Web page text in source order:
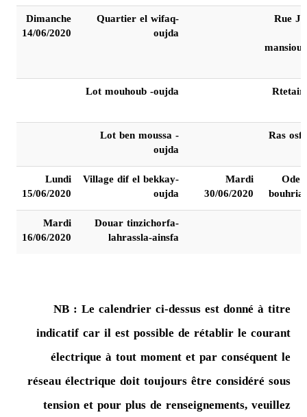
Rue
Quartier el wifaq-
oujda
Dimanche
14/06/2020
Lot mouhoub -oujda
Ras
Lot ben moussa -
oujda
Ode
Mardi
30/06/2020
Village dif el bekkay-
oujda
Lundi
15/06/2020
Douar tinzichorfa-
lahrassla-ainsfa
Mardi
16/06/2020
NB : Le calendrier ci-dessus est donné à titre
indicatif car il est possible de rétablir le courant
électrique à tout moment et par conséquent le
réseau électrique doit toujours être considéré sous
tension et pour plus de renseignements, veuillez